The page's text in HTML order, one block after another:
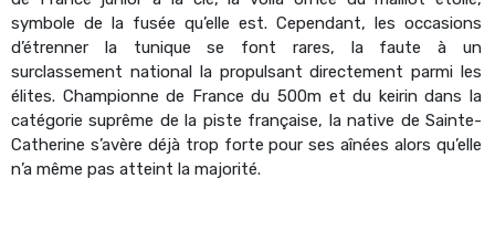
symbole de la fusée qu’elle est. Cependant, les occasions
d’étrenner la tunique se font rares, la faute à un
surclassement national la propulsant directement parmi les
élites. Championne de France du 500m et du keirin dans la
catégorie suprême de la piste française, la native de Sainte-
Catherine s’avère déjà trop forte pour ses aînées alors qu’elle
n’a même pas atteint la majorité.